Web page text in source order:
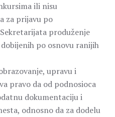
ili nisu
za prijavu po
produženje
po osnovu ranijih
upravu i
pravo da od podnosioca
dokumentaciju i
odnosno da za dodelu